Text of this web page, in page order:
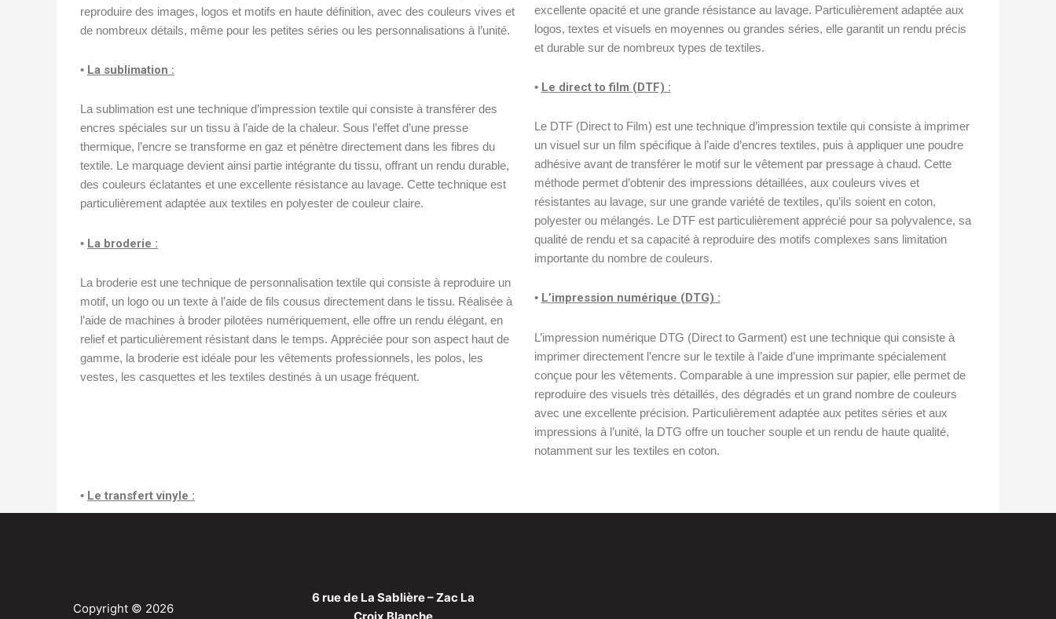
reproduire des images, logos et motifs en haute définition, avec des couleurs vives et
de nombreux détails, même pour les petites séries ou les personnalisations à l’unité.
• La sublimation :
La sublimation est une technique d’impression textile qui consiste à transférer des
encres spéciales sur un tissu à l’aide de la chaleur. Sous l’effet d’une presse
thermique, l’encre se transforme en gaz et pénètre directement dans les fibres du
textile. Le marquage devient ainsi partie intégrante du tissu, offrant un rendu durable,
des couleurs éclatantes et une excellente résistance au lavage. Cette technique est
particulièrement adaptée aux textiles en polyester de couleur claire.
• La broderie :
La broderie est une technique de personnalisation textile qui consiste à reproduire un
motif, un logo ou un texte à l’aide de fils cousus directement dans le tissu. Réalisée à
l’aide de machines à broder pilotées numériquement, elle offre un rendu élégant, en
relief et particulièrement résistant dans le temps. Appréciée pour son aspect haut de
gamme, la broderie est idéale pour les vêtements professionnels, les polos, les
vestes, les casquettes et les textiles destinés à un usage fréquent.
• Le transfert vinyle :
excellente opacité et une grande résistance au lavage. Particulièrement adaptée aux
logos, textes et visuels en moyennes ou grandes séries, elle garantit un rendu précis
et durable sur de nombreux types de textiles.
• Le direct to film (DTF) :
Le DTF (Direct to Film) est une technique d’impression textile qui consiste à imprimer
un visuel sur un film spécifique à l’aide d’encres textiles, puis à appliquer une poudre
adhésive avant de transférer le motif sur le vêtement par pressage à chaud. Cette
méthode permet d’obtenir des impressions détaillées, aux couleurs vives et
résistantes au lavage, sur une grande variété de textiles, qu’ils soient en coton,
polyester ou mélangés. Le DTF est particulièrement apprécié pour sa polyvalence, sa
qualité de rendu et sa capacité à reproduire des motifs complexes sans limitation
importante du nombre de couleurs.
• L’impression numérique (DTG) :
L’impression numérique DTG (Direct to Garment) est une technique qui consiste à
imprimer directement l’encre sur le textile à l’aide d’une imprimante spécialement
conçue pour les vêtements. Comparable à une impression sur papier, elle permet de
reproduire des visuels très détaillés, des dégradés et un grand nombre de couleurs
avec une excellente précision. Particulièrement adaptée aux petites séries et aux
impressions à l’unité, la DTG offre un toucher souple et un rendu de haute qualité,
notamment sur les textiles en coton.
Copyright © 2026
6 rue de La Sablière – Zac La
Croix Blanche